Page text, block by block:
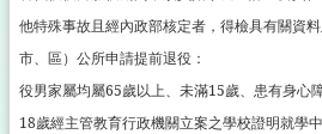
熱
治
專
區
他特殊事故且經內政部核定者，得檢具有關資料
市、區）公所申請提前退役：
役男家屬均屬65歲以上、未滿15歲、患有身心
18歲經主管教育行政機關立案之學校證明就學中